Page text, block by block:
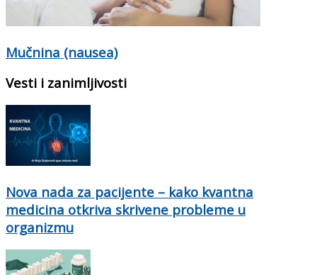
Mučnina (nausea)
Vesti i zanimljivosti
Nova nada za pacijente – kako kvantna
medicina otkriva skrivene probleme u
organizmu